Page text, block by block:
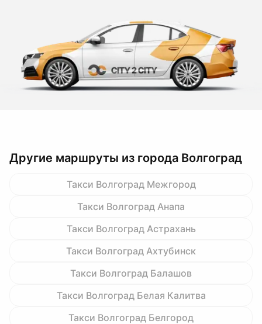
Другие маршруты из города Волгоград
Такси Волгоград Межгород
Такси Волгоград Анапа
Такси Волгоград Астрахань
Такси Волгоград Ахтубинск
Такси Волгоград Балашов
Такси Волгоград Белая Калитва
Такси Волгоград Белгород